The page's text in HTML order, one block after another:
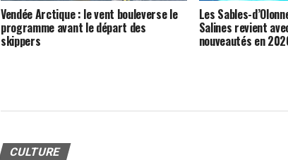
Vendée Arctique : le vent bouleverse le
programme avant le départ des
skippers
Les Sables-
Salines revient
nouveautés en
CULTURE